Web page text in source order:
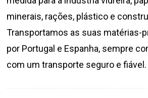
minerais, rações, plástico e
Transportamos as suas matérias-
por Portugal e Espanha, sempre
com um transporte seguro e fiável.